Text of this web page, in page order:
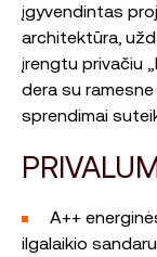
įgyvendintas
architektūra,
įrengtu privačiu
dera su
sprendimai
A++
ilgalaikio